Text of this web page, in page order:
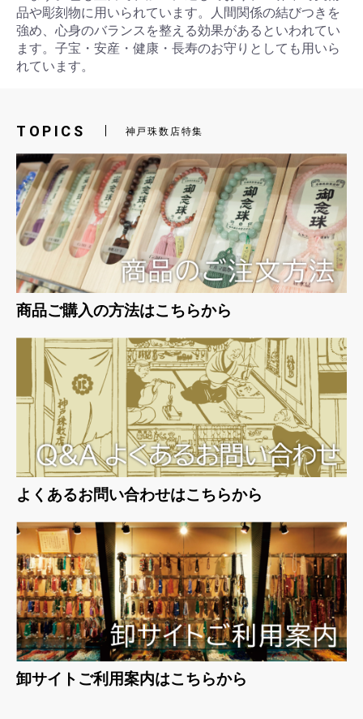
品や彫刻物に用いられています。人間関係の結びつきを
強め、心身のバランスを整える効果があるといわれてい
ます。子宝・安産・健康・長寿のお守りとしても用いら
れています。
TOPICS 神戸珠数店特集
商品ご購入の方法はこちらから
よくあるお問い合わせはこちらから
卸サイトご利用案内はこちらから